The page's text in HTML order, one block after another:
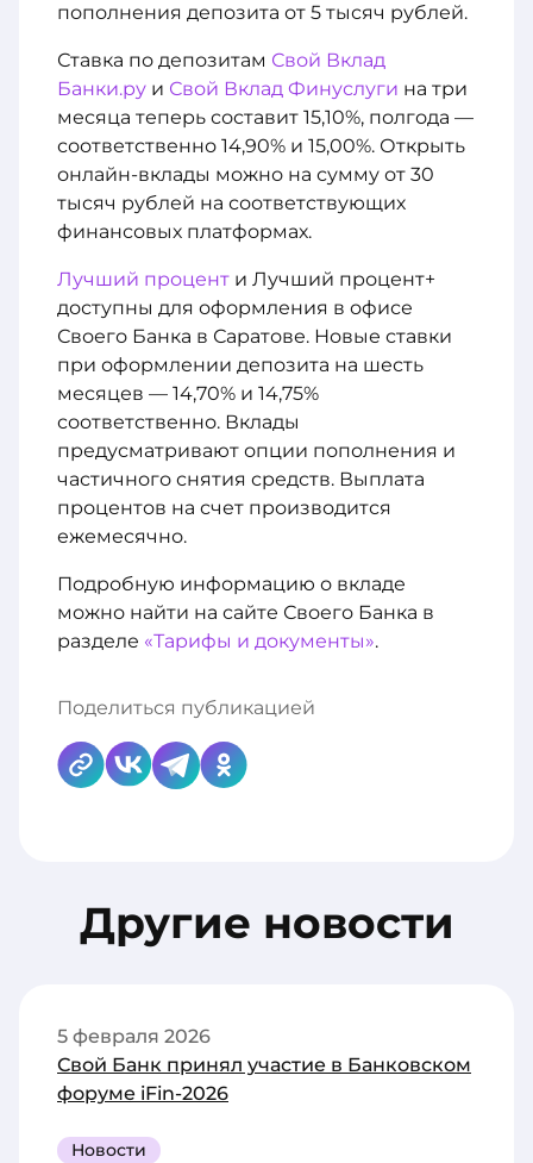
пополнения депозита от 5 тысяч рублей.
Ставка по депозитам Свой Вклад
Банки.ру и Свой Вклад Финуслуги на три
месяца теперь составит 15,10%, полгода —
соответственно 14,90% и 15,00%. Открыть
онлайн-вклады можно на сумму от 30
тысяч рублей на соответствующих
финансовых платформах.
Лучший процент и Лучший процент+
доступны для оформления в офисе
Своего Банка в Саратове. Новые ставки
при оформлении депозита на шесть
месяцев — 14,70% и 14,75%
соответственно. Вклады
предусматривают опции пополнения и
частичного снятия средств. Выплата
процентов на счет производится
ежемесячно.
Подробную информацию о вкладе
можно найти на сайте Своего Банка в
разделе «Тарифы и документы».
Поделиться публикацией
Другие новости
Свой Банк принял участие в Банковском
форуме iFin-2026
5 февраля 2026
Новости